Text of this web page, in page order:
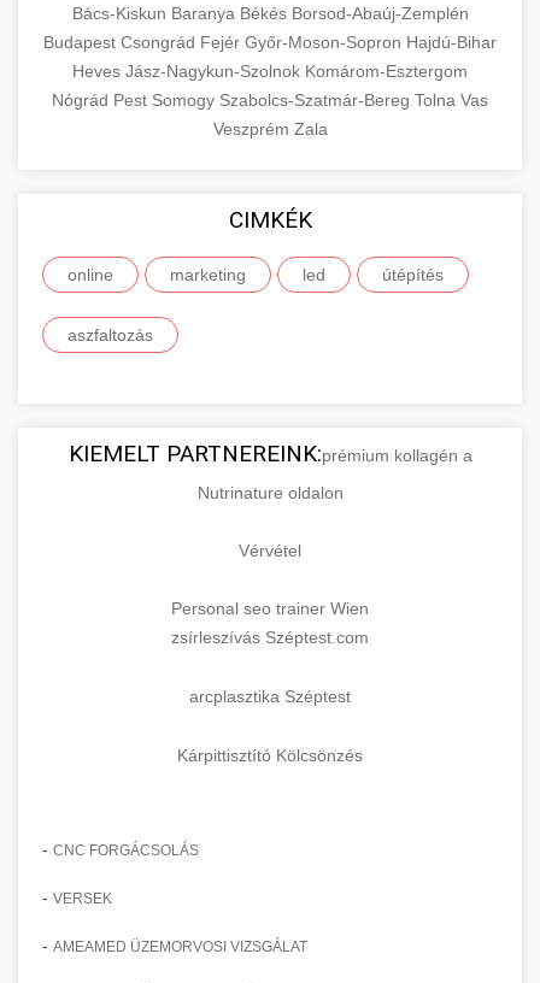
Bács-Kiskun Baranya Békés Borsod-Abaúj-Zemplén
Budapest Csongrád Fejér Győr-Moson-Sopron Hajdú-Bihar
Heves Jász-Nagykun-Szolnok Komárom-Esztergom
Nógrád Pest Somogy Szabolcs-Szatmár-Bereg Tolna Vas
Veszprém Zala
CIMKÉK
online marketing led útépítés
aszfaltozás
KIEMELT PARTNEREINK:prémium kollagén a
Nutrinature oldalon
Vérvétel
Personal seo trainer Wien
zsírleszívás Széptest.com
arcplasztika Széptest
Kárpittisztító Kölcsönzés
- CNC FORGÁCSOLÁS
- VERSEK
- AMEAMED ÜZEMORVOSI VIZSGÁLAT